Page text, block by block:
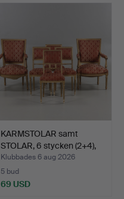
KARMSTOLAR samt
STOLAR, 6 stycken (2+4),
L…
Klubbades 6 aug 2026
5 bud
69 USD